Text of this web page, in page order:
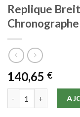
Replique
140,65 €